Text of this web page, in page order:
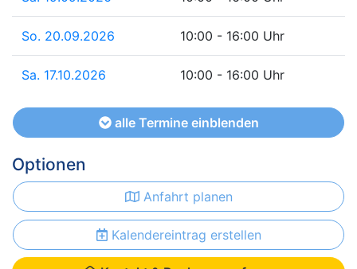
So. 20.09.2026 10:00 - 16:00 Uhr
Sa. 17.10.2026 10:00 - 16:00 Uhr
alle Termine einblenden
Optionen
Anfahrt planen
Kalendereintrag erstellen